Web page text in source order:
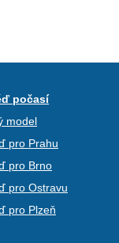
počasí
model
pro Prahu
pro Brno
pro Ostravu
pro Plzeň